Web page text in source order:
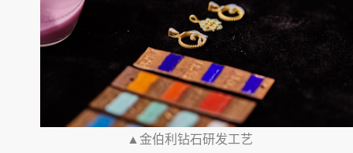
▲金伯利钻石研发工艺